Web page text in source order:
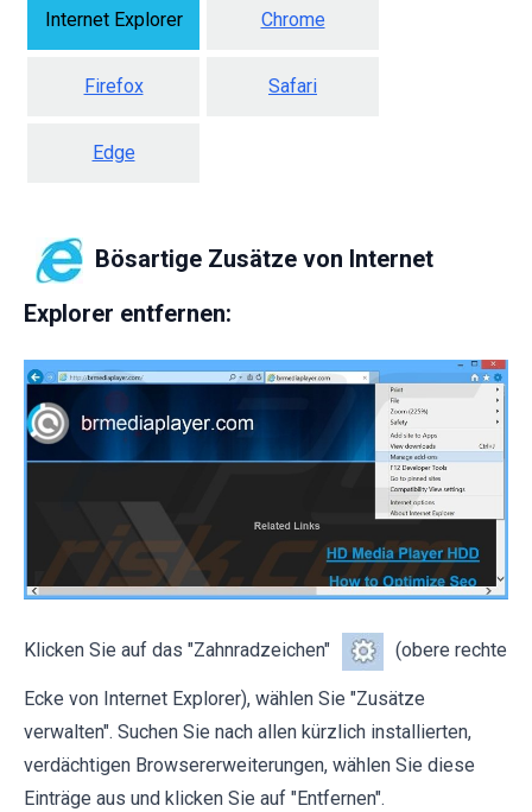
Internet Explorer Chrome
Firefox Safari
Edge
Bösartige Zusätze von Internet
Explorer entfernen:
Klicken Sie auf das "Zahnradzeichen" (obere rechte
Ecke von Internet Explorer), wählen Sie "Zusätze
verwalten". Suchen Sie nach allen kürzlich installierten,
verdächtigen Browsererweiterungen, wählen Sie diese
Einträge aus und klicken Sie auf "Entfernen".